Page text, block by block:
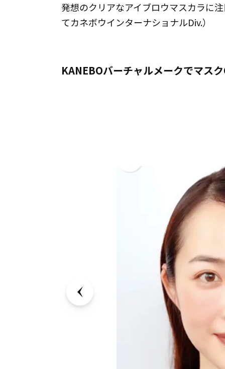
発想のクリアなアイブロウマスカラに
てカネボウインターナショナルDiv.）
KANEBOバーチャルメークでマス